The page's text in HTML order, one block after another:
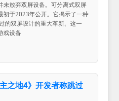
未放弃双屏设备。可分离式双屏
初于2023年公开。它揭示了一种
的双屏设计的重大革新。这一
戏设备
之地4》开发者称跳过